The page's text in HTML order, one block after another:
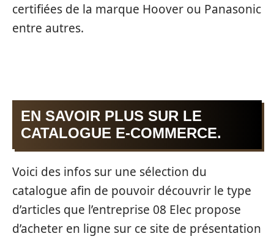
certifiées de la marque Hoover ou Panasonic
entre autres.
EN SAVOIR PLUS SUR LE
CATALOGUE E-COMMERCE.
Voici des infos sur une sélection du
catalogue afin de pouvoir découvrir le type
d’articles que l’entreprise 08 Elec propose
d’acheter en ligne sur ce site de présentation